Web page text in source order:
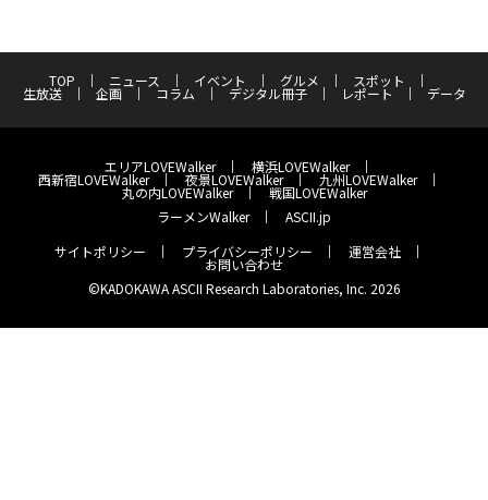
TOP ニュース イベント グルメ スポット
生放送 企画 コラム デジタル冊子 レポート データ
エリアLOVEWalker 横浜LOVEWalker
西新宿LOVEWalker 夜景LOVEWalker 九州LOVEWalker
丸の内LOVEWalker
戦国LOVEWalker
ラーメンWalker
ASCII.jp
サイトポリシー
プライバシーポリシー 運営会社
お問い合わせ
©KADOKAWA ASCII Research Laboratories, Inc. 2026